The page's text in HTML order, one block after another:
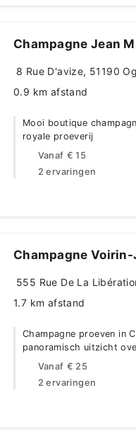
Champagne Jean
8 Rue D'avize, 51190
0.9 km afstand
Mooi boutique
royale proeverij
Vanaf € 15
2 ervaringen
Champagne
555 Rue De La
1.7 km afstand
Champagne proeven in
panoramisch uitzicht
Vanaf € 25
2 ervaringen